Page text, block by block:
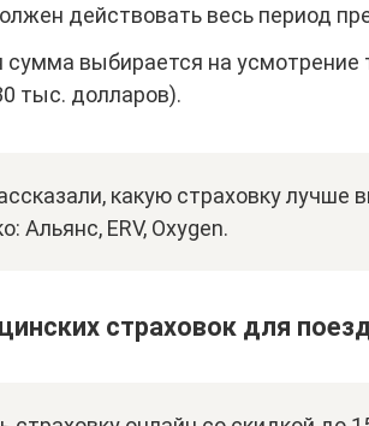
действовать весь период
сумма выбирается на усмотрение
тыс. долларов).
какую страховку лучше
Альянс, ERV, Oxygen.
страховок для